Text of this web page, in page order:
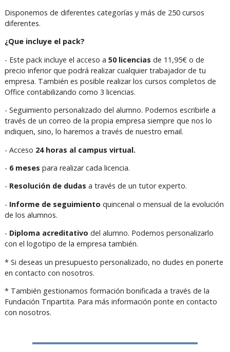
Disponemos de diferentes categorías y más de 250 cursos
diferentes.
¿Que incluye el pack?
- Este pack incluye el acceso a 50 licencias de 11,95€ o de
precio inferior que podrá realizar cualquier trabajador de tu
empresa. También es posible realizar los cursos completos de
Office contabilizando como 3 licencias.
- Seguimiento personalizado del alumno. Podemos escribirle a
través de un correo de la propia empresa siempre que nos lo
indiquen, sino, lo haremos a través de nuestro email.
- Acceso 24 horas al campus virtual.
- 6 meses para realizar cada licencia.
- Resolución de dudas a través de un tutor experto.
- Informe de seguimiento quincenal o mensual de la evolución
de los alumnos.
- Diploma acreditativo del alumno. Podemos personalizarlo
con el logotipo de la empresa también.
* Si deseas un presupuesto personalizado, no dudes en ponerte
en contacto con nosotros.
* También gestionamos formación bonificada a través de la
Fundación Tripartita. Para más información ponte en contacto
con nosotros.